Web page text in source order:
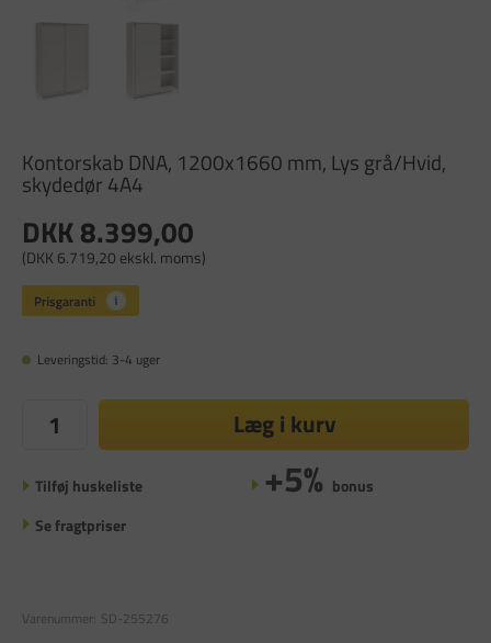
Kontorskab DNA, 1200x1660 mm, Lys grå/Hvid,
skydedør 4A4
DKK 8.399,00
(DKK 6.719,20 ekskl. moms)
Leveringstid: 3-4 uger
Læg i kurv
Tilføj huskeliste +5% bonus
Se fragtpriser
Varenummer: SD-255276